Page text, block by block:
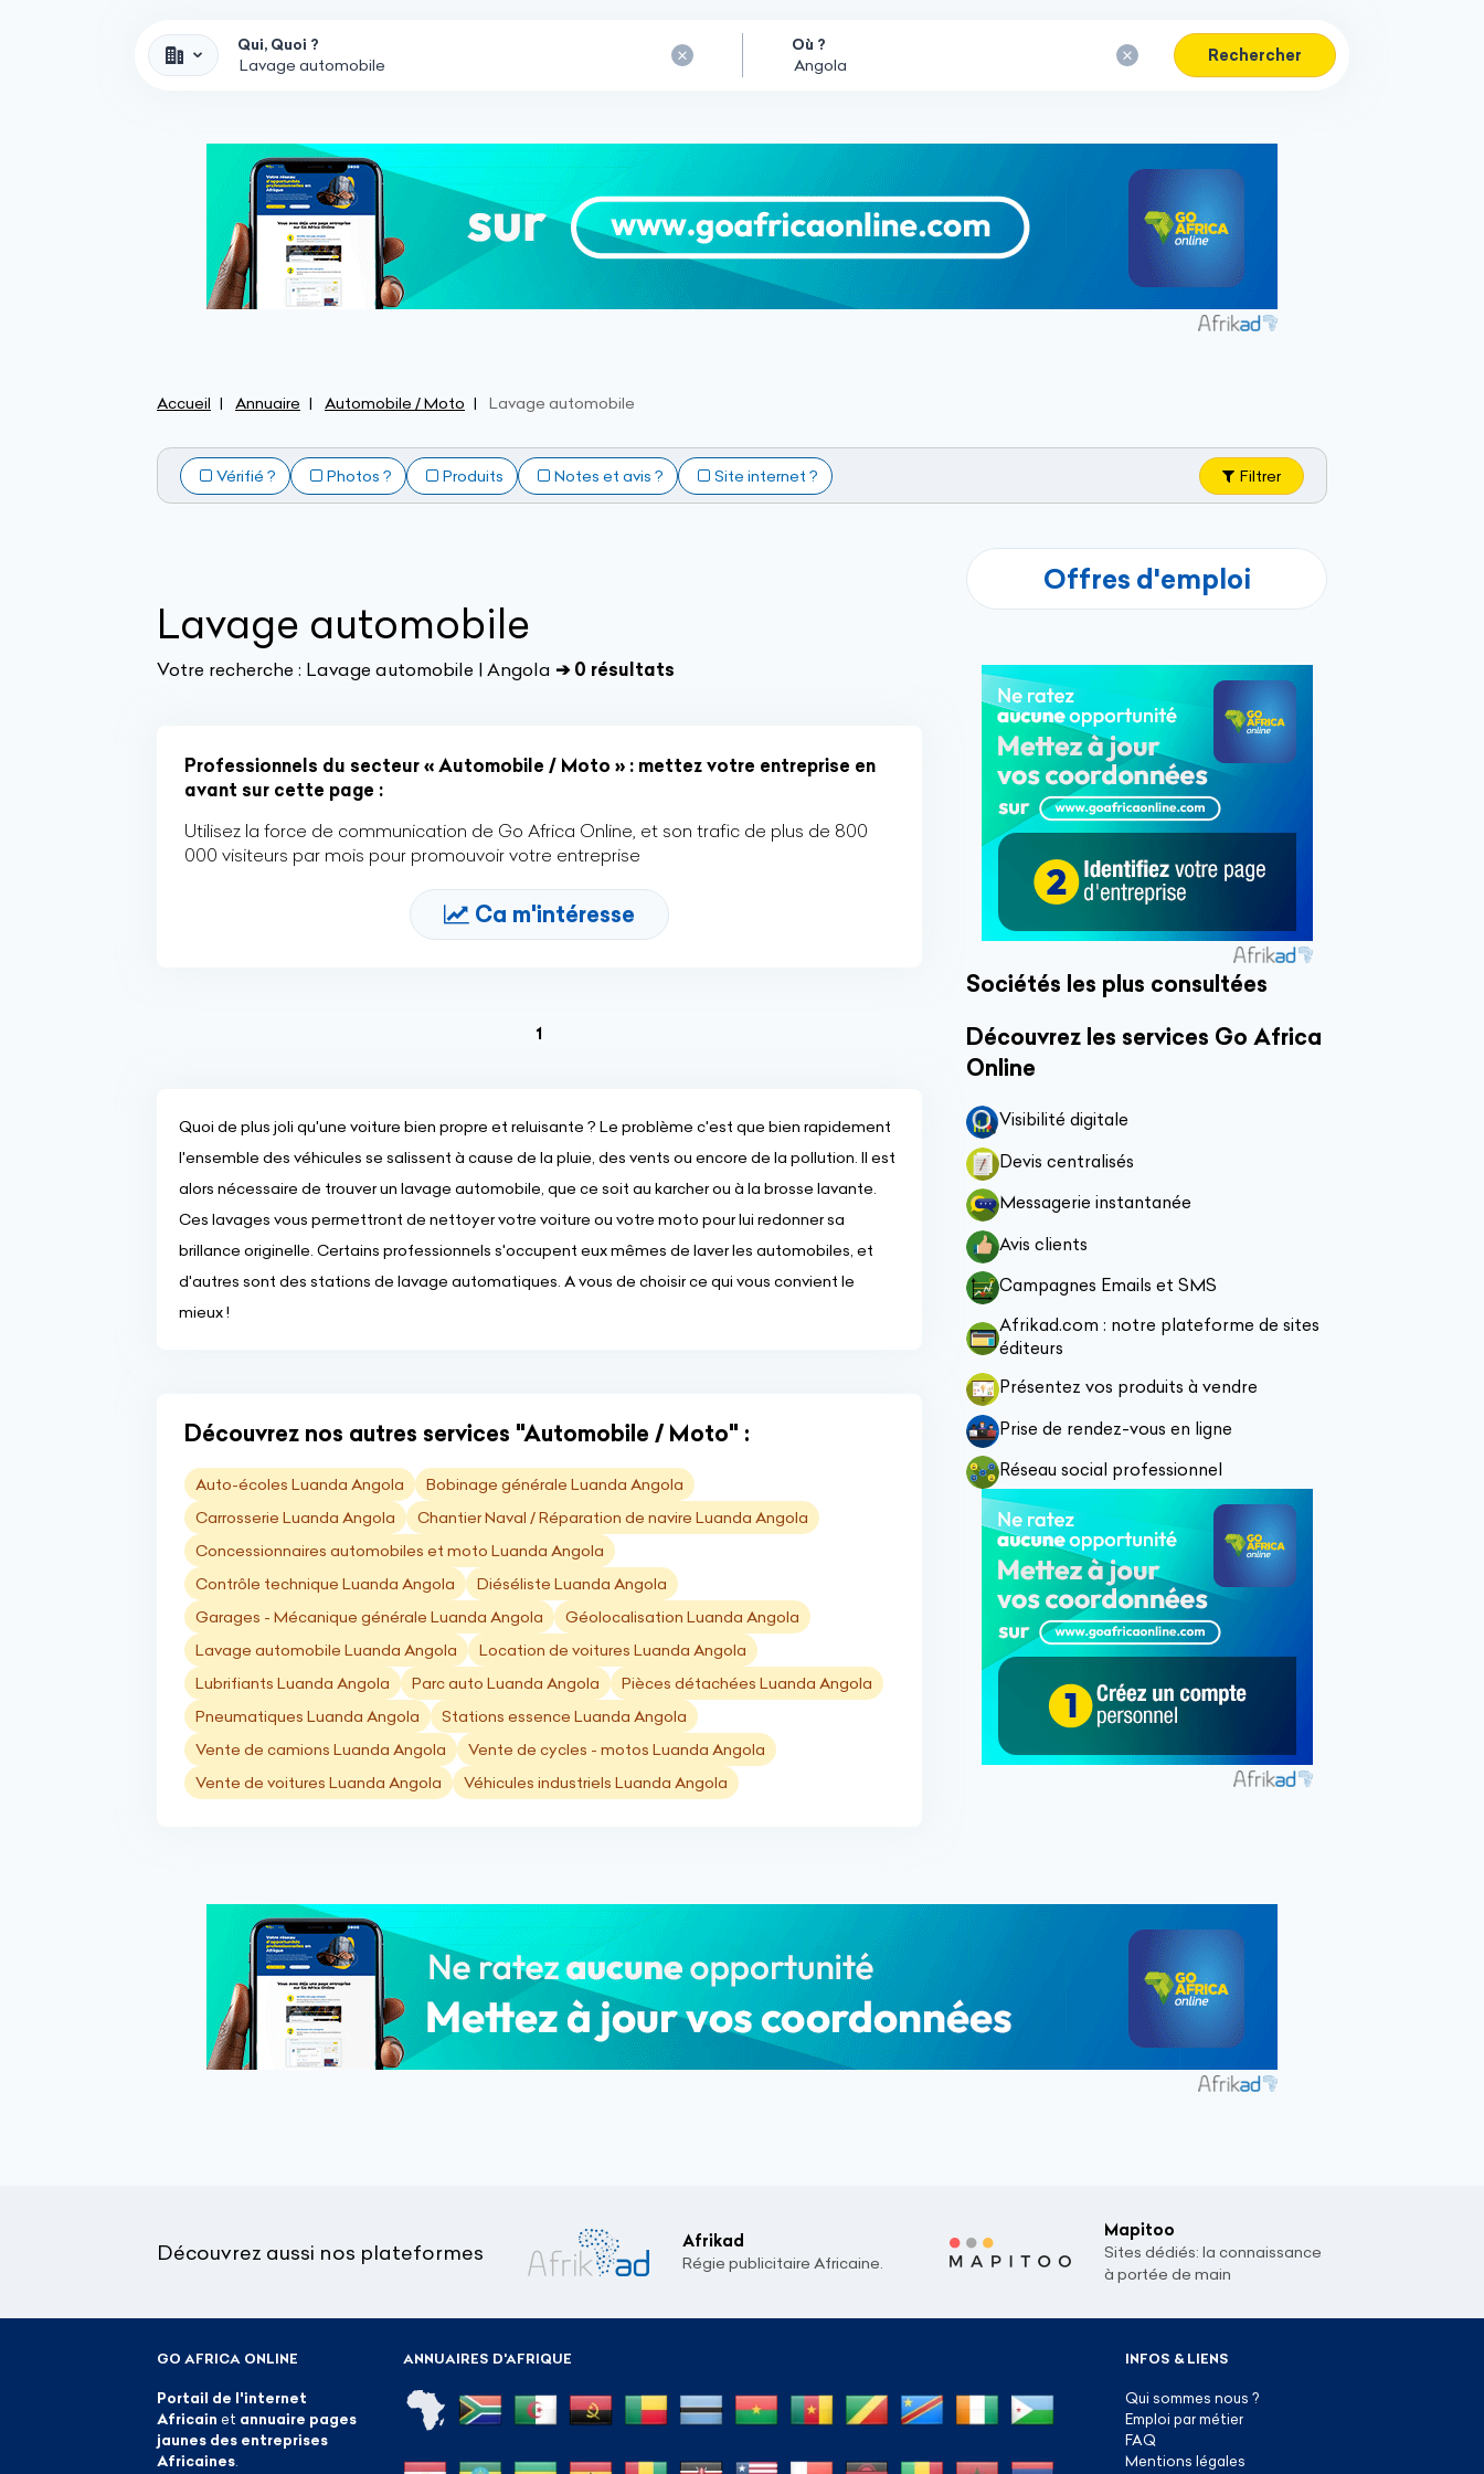
Qui, Quoi ? Où ?
Rechercher
Accueil Annuaire Automobile / Moto Lavage automobile
Vérifié ? Photos ? Produits Notes et avis ? Site internet ? Filtrer
Lavage automobile
Votre recherche : Lavage automobile | Angola ➔ 0 résultats
Professionnels du secteur « Automobile / Moto » : mettez votre entreprise en
avant sur cette page :
Utilisez la force de communication de Go Africa Online, et son trafic de plus de 800
000 visiteurs par mois pour promouvoir votre entreprise
Ca m'intéresse
1(current)
Quoi de plus joli qu'une voiture bien propre et reluisante ? Le problème c'est que bien rapidement
l'ensemble des véhicules se salissent à cause de la pluie, des vents ou encore de la pollution. Il est
alors nécessaire de trouver un lavage automobile, que ce soit au karcher ou à la brosse lavante.
Ces lavages vous permettront de nettoyer votre voiture ou votre moto pour lui redonner sa
brillance originelle. Certains professionnels s'occupent eux mêmes de laver les automobiles, et
d'autres sont des stations de lavage automatiques. A vous de choisir ce qui vous convient le
mieux !
Découvrez nos autres services "Automobile / Moto" :
Auto-écoles Luanda Angola
Bobinage générale Luanda Angola
Carrosserie Luanda Angola
Chantier Naval / Réparation de navire Luanda Angola
Concessionnaires automobiles et moto Luanda Angola
Contrôle technique Luanda Angola
Diéséliste Luanda Angola
Garages - Mécanique générale Luanda Angola
Géolocalisation Luanda Angola
Lavage automobile Luanda Angola
Location de voitures Luanda Angola
Lubrifiants Luanda Angola
Parc auto Luanda Angola
Pièces détachées Luanda Angola
Pneumatiques Luanda Angola
Stations essence Luanda Angola
Vente de camions Luanda Angola
Vente de cycles - motos Luanda Angola
Vente de voitures Luanda Angola
Véhicules industriels Luanda Angola
Offres d'emploi
Sociétés les plus consultées
Découvrez les services Go Africa
Online
Visibilité digitale
Devis centralisés
Messagerie instantanée
Avis clients
Campagnes Emails et SMS
Afrikad.com : notre plateforme de sites
éditeurs
Présentez vos produits à vendre
Prise de rendez-vous en ligne
Réseau social professionnel
Découvrez aussi nos plateformes
Afrikad
Régie publicitaire Africaine.
Mapitoo
Sites dédiés: la connaissance
à portée de main
ANNUAIRES D'AFRIQUE
GO AFRICA ONLINE
Portail de l'internet
Africain et annuaire pages
jaunes des entreprises
Africaines
INFOS & LIENS
Qui sommes nous ?
Emploi par métier
FAQ
Mentions légales